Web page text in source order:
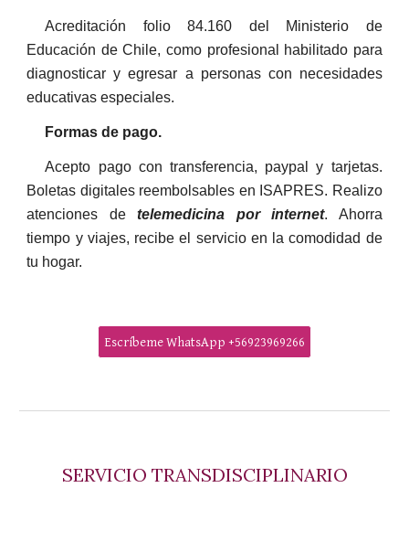
Acreditación folio 84.160 del Ministerio de
Educación de Chile, como profesional habilitado para
diagnosticar y egresar a personas con necesidades
educativas especiales.
Formas de pago.
Acepto pago con transferencia, paypal y tarjetas.
Boletas digitales reembolsables en ISAPRES. Realizo
atenciones detelemedicina por internet. Ahorra
tiempo y viajes, recibe el servicio en la comodidad de
tu hogar.
Escríbeme WhatsApp +56923969266
SERVICIO TRANSDISCIPLINARIO